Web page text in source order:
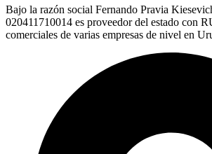
Bajo la razón social Fernando Pravia
020411710014 es proveedor del estado con
comerciales de varias empresas de nivel en